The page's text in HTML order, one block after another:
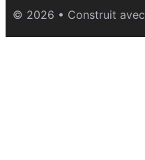
© 2026 • Construit avec